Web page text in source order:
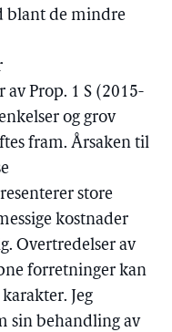
blant de mindre
Prop. 1 S (2015-
og grov
fram. Årsaken til
store
kostnader
Overtredelser av
forretninger kan
Jeg
sin behandling av